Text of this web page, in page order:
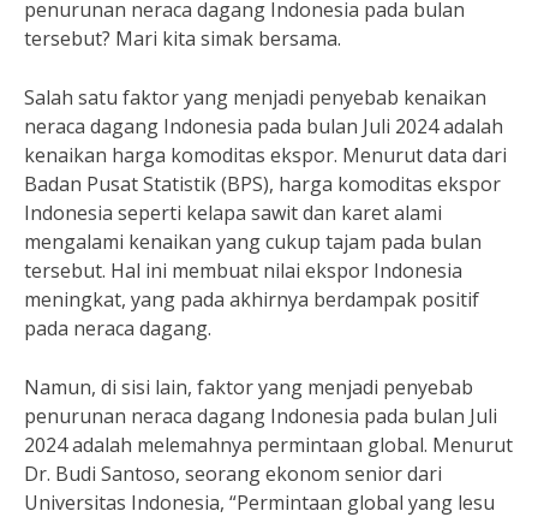
penurunan neraca dagang Indonesia pada bulan
tersebut? Mari kita simak bersama.
Salah satu faktor yang menjadi penyebab kenaikan
neraca dagang Indonesia pada bulan Juli 2024 adalah
kenaikan harga komoditas ekspor. Menurut data dari
Badan Pusat Statistik (BPS), harga komoditas ekspor
Indonesia seperti kelapa sawit dan karet alami
mengalami kenaikan yang cukup tajam pada bulan
tersebut. Hal ini membuat nilai ekspor Indonesia
meningkat, yang pada akhirnya berdampak positif
pada neraca dagang.
Namun, di sisi lain, faktor yang menjadi penyebab
penurunan neraca dagang Indonesia pada bulan Juli
2024 adalah melemahnya permintaan global. Menurut
Dr. Budi Santoso, seorang ekonom senior dari
Universitas Indonesia, “Permintaan global yang lesu